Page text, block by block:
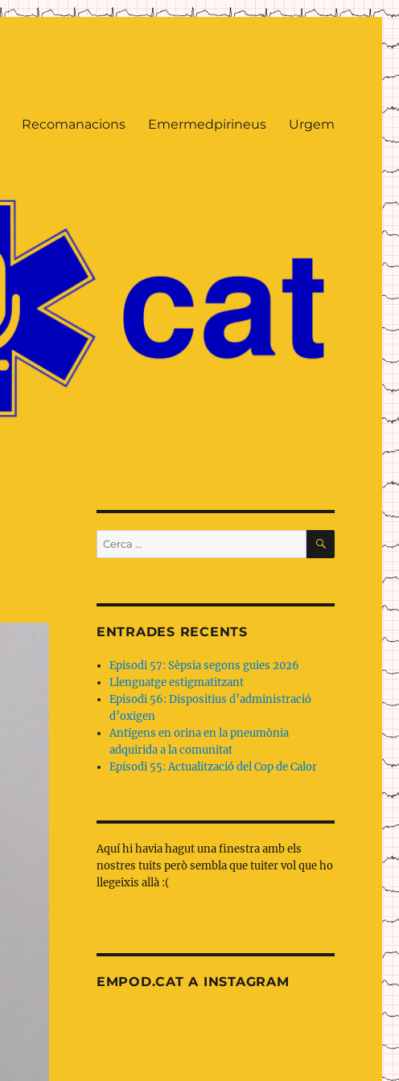
Recomanacions Emermedpirineus Urgem
Cerca: CERCA
ENTRADES RECENTS
Episodi 57: Sèpsia segons guies 2026
Llenguatge estigmatitzant
Episodi 56: Dispositius d’administració
d’oxigen
Antígens en orina en la pneumònia
adquirida a la comunitat
Episodi 55: Actualització del Cop de Calor
Aquí hi havia hagut una finestra amb els
nostres tuits però sembla que tuiter vol que ho
llegeixis allà :(
EMPOD.CAT A INSTAGRAM